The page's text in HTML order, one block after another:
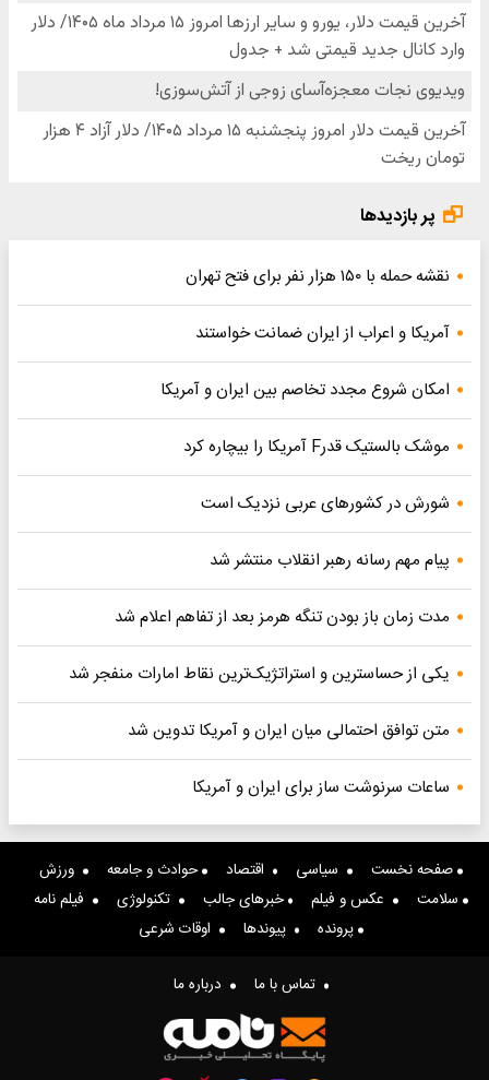
پر بازدیدها
نقشه حمله با ۱۵۰ هزار نفر برای فتح تهران
آمریکا و اعراب از ایران ضمانت خواستند
امکان شروع مجدد تخاصم‌ بین ایران و آمریکا
موشک بالستیک قدرF آمریکا را بیچاره کرد
شورش در کشورهای عربی نزدیک است
پیام مهم رسانه رهبر انقلاب منتشر شد
مدت زمان باز بودن تنگه هرمز بعد از تفاهم اعلام شد
یکی از حساسترین و استراتژیک‌ترین نقاط امارات منفجر شد
متن توافق احتمالی میان ایران و آمریکا تدوین شد
ساعات سرنوشت ساز برای ایران و آمریکا
صفحه نخست سیاسی اقتصاد حوادث و جامعه
ورزش
سلامت
عکس و فیلم خبرهای جالب تکنولوژی
فیلم نامه
پرونده
پیوندها اوقات شرعی
تماس با ما درباره ما